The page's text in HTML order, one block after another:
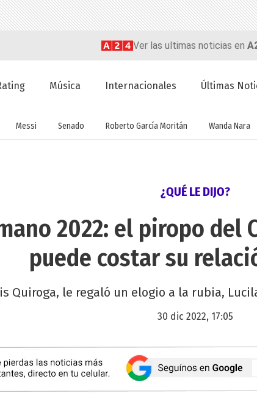
Ver las ultimas noticias en
Música Internacionales Últimas
Messi Senado Roberto García Moritán Wanda Nara
¿QUÉ LE DIJO?
2022: el piropo del
puede costar su
Quiroga, le regaló un elogio a la rubia,
30 dic 2022, 17:05